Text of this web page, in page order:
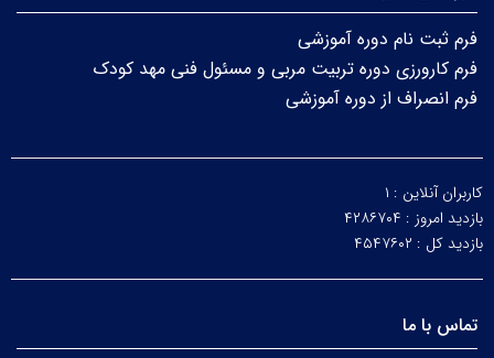
فرم ثبت نام دوره آموزشی
فرم کارورزی دوره تربیت مربی و مسئول فنی مهد کودک
فرم انصراف از دوره آموزشی
کاربران آنلاین : ۱
بازدید امروز : ۴۲۸۶۷۰۴
بازدید کل : ۴۵۴۷۶۰۲
تماس با ما